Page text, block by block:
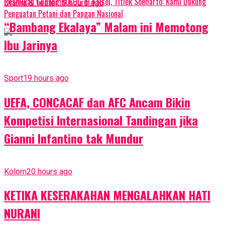
Penguatan Petani dan Pangan Nasional
Drama & Teater19 hours ago
“Bambang Ekalaya” Malam ini Memotong
Ibu Jarinya
Sport19 hours ago
UEFA, CONCACAF dan AFC Ancam Bikin
Kompetisi Internasional Tandingan jika
Gianni Infantino tak Mundur
Kolom20 hours ago
KETIKA KESERAKAHAN MENGALAHKAN HATI
NURANI